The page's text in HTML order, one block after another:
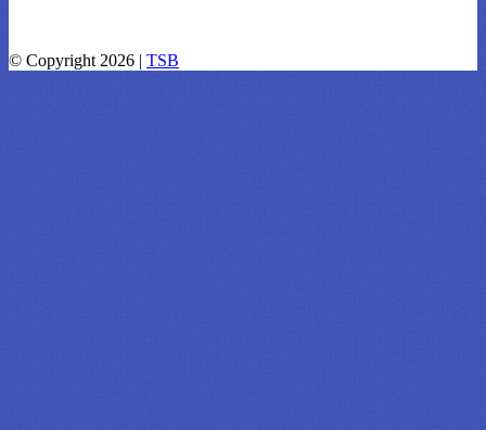
© Copyright 2026 | TSB